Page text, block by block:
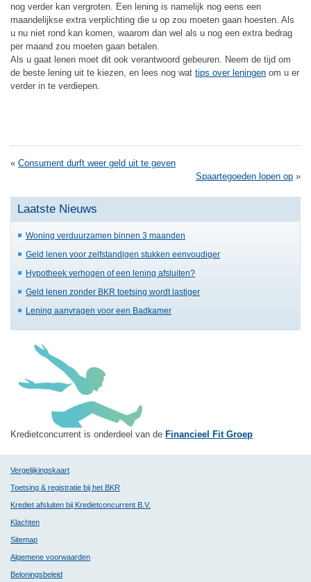
nog verder kan vergroten. Een lening is namelijk nog eens een
maandelijkse extra verplichting die u op zou moeten gaan hoesten. Als
u nu niet rond kan komen, waarom dan wel als u nog een extra bedrag
per maand zou moeten gaan betalen.
Als u gaat lenen moet dit ook verantwoord gebeuren. Neem de tijd om
de beste lening uit te kiezen, en lees nog wat tips over leningen om u er
verder in te verdiepen.
« Consument durft weer geld uit te geven
Spaartegoeden lopen op »
Laatste Nieuws
Woning verduurzamen binnen 3 maanden
Geld lenen voor zelfstandigen stukken eenvoudiger
Hypotheek verhogen of een lening afsluiten?
Geld lenen zonder BKR toetsing wordt lastiger
Lening aanvragen voor een Badkamer
Kredietconcurrent is onderdeel van de Financieel Fit Groep
Vergelijkingskaart
Toetsing & registratie bij het BKR
Krediet afsluiten bij Kredietconcurrent B.V.
Klachten
Sitemap
Algemene voorwaarden
Beloningsbeleid